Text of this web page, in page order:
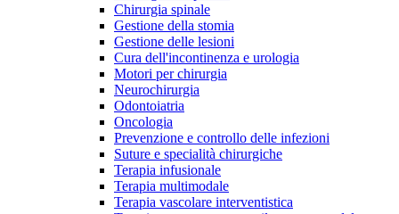
Catalogo prodotti
Trova il prodotto che stai cercando. Visita il catalogo B.
Braun con il nostro portfolio completo.
Hai domande o richieste? Scrivici per entrare subito in
contatto con un nostro referente.
Chirurgia spinale
Gestione della stomia
Gestione delle lesioni
Cura dell'incontinenza e urologia
Motori per chirurgia
Neurochirurgia
Odontoiatria
Oncologia
Prevenzione e controllo delle infezioni
Suture e specialità chirurgiche
Terapia infusionale
Terapia multimodale
Terapia vascolare interventistica